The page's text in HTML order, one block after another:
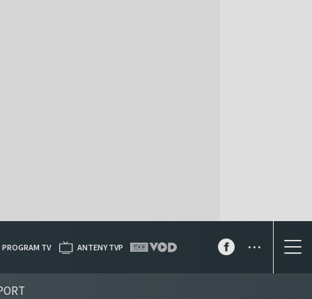
PROGRAM TV ANTENY TVP ...